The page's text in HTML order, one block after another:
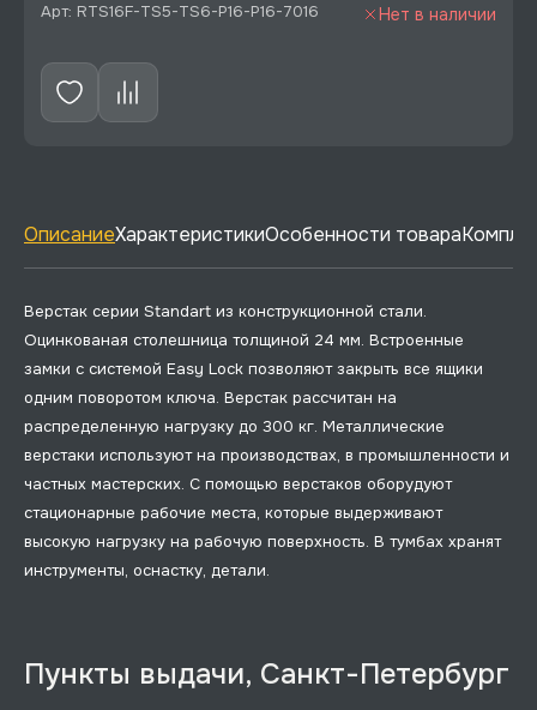
Арт: RTS16F-TS5-TS6-P16-P16-7016 Нет в наличии
ОписаниеХарактеристикиОсобенности товара
Верстак серии Standart из конструкционной стали.
Оцинкованая столешница толщиной 24 мм. Встроенные
замки с системой Easy Lock позволяют закрыть все ящики
одним поворотом ключа. Верстак рассчитан на
распределенную нагрузку до 300 кг. Металлические
верстаки используют на производствах, в промышленности и
частных мастерских. С помощью верстаков оборудуют
стационарные рабочие места, которые выдерживают
высокую нагрузку на рабочую поверхность. В тумбах хранят
инструменты, оснастку, детали.
Пункты выдачи, Санкт-Петербург